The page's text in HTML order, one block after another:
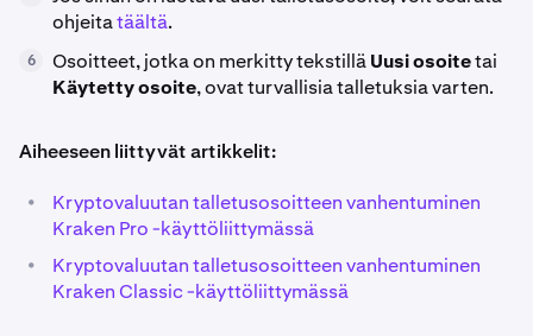
ohjeitatäältä.
6 Osoitteet, jotka on merkitty tekstilläUusi osoitetai
Käytetty osoite, ovat turvallisia talletuksia varten.
Aiheeseen liittyvät artikkelit:
•
Kryptovaluutan talletusosoitteen vanhentuminen
Kraken Pro -käyttöliittymässä
•
Kryptovaluutan talletusosoitteen vanhentuminen
Kraken Classic -käyttöliittymässä